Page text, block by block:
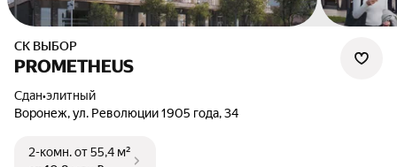
СК ВЫБОР
PROMETHEUS
Сдан•элитный
Воронеж, ул. Революции 1905 года, 34
2-комн.от 55,4 м²